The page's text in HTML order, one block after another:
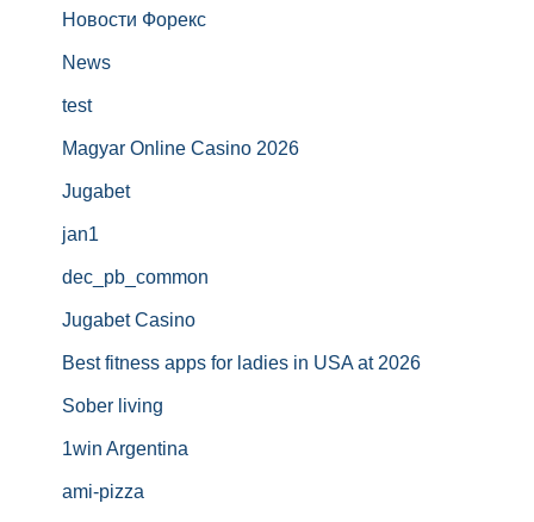
Новости Форекс
News
test
Magyar Online Casino 2026
Jugabet
jan1
dec_pb_common
Jugabet Casino
Best fitness apps for ladies in USA at 2026
Sober living
1win Argentina
ami-pizza